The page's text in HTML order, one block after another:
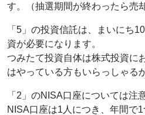
す。（抽選期間が終わったら売却
「5」の投資信託は、まいにち
資が必要になります。
つみたて投資自体は株式投資に
はやっている方もいらっしゃる
「2」のNISA口座については注
NISA口座は1人につき、年間で